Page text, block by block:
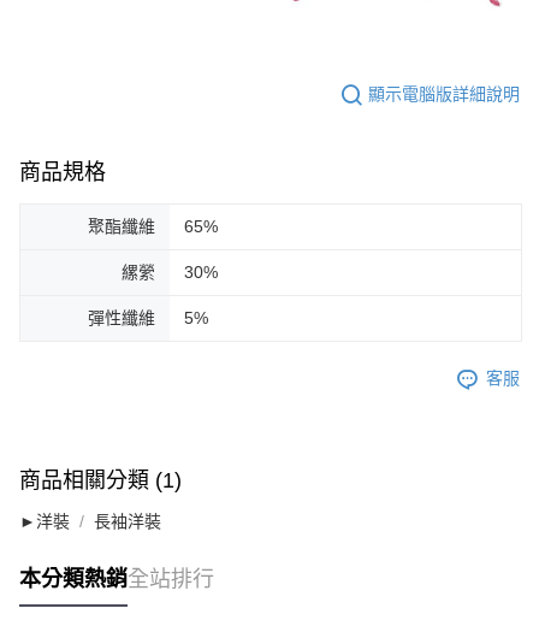
顯示電腦版詳細說明
商品規格
聚酯纖維 65%
縲縈 30%
彈性纖維 5%
客服
商品相關分類 (1)
►洋裝 長袖洋裝
本分類熱銷全站排行